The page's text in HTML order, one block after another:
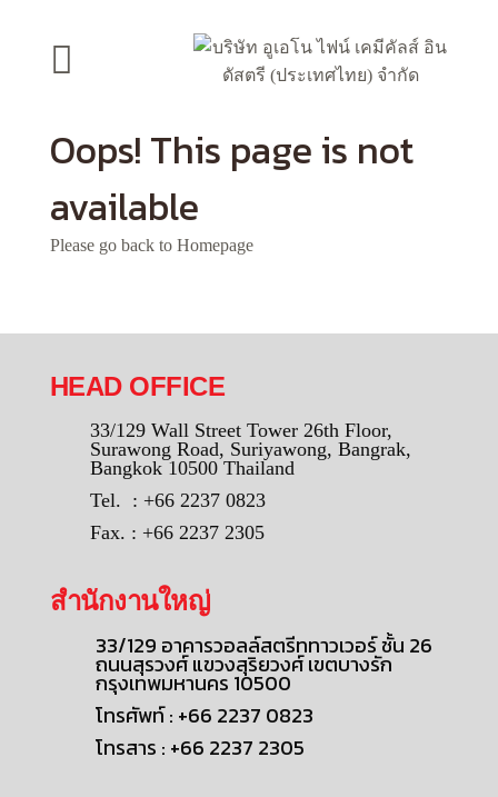
Oops! This page is not
available
Please go back to Homepage
HEAD OFFICE
33/129 Wall Street Tower 26th Floor,
Surawong Road, Suriyawong, Bangrak,
Bangkok 10500 Thailand
Tel. : +66 2237 0823
Fax. : +66 2237 2305
สำนักงานใหญ่
33/129 อาคารวอลล์สตรีททาวเวอร์ ชั้น 26
ถนนสุรวงศ์ แขวงสุริยวงศ์ เขตบางรัก
กรุงเทพมหานคร 10500
โทรศัพท์ : +66 2237 0823
โทรสาร : +66 2237 2305